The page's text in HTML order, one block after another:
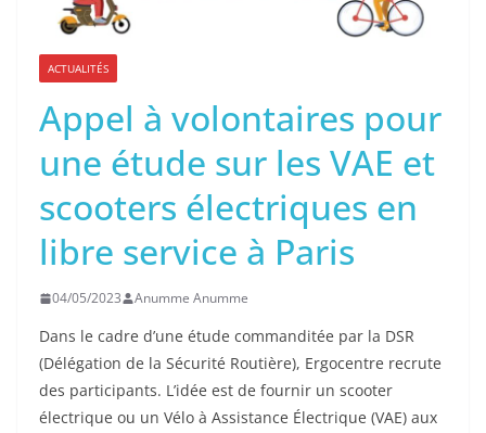
ACTUALITÉS
Appel à volontaires pour
une étude sur les VAE et
scooters électriques en
libre service à Paris
04/05/2023 Anumme Anumme
Dans le cadre d’une étude commanditée par la DSR
(Délégation de la Sécurité Routière), Ergocentre recrute
des participants. L’idée est de fournir un scooter
électrique ou un Vélo à Assistance Électrique (VAE) aux